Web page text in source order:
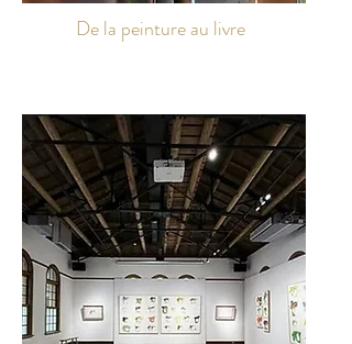
De la peinture au livre